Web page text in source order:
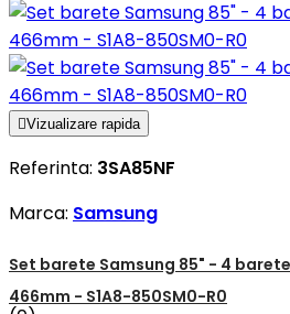
Vizualizare rapida
Referinta: 3SA85NF
Marca: Samsung
Set barete Samsung 85" - 4
466mm - S1A8-850SM0-R0